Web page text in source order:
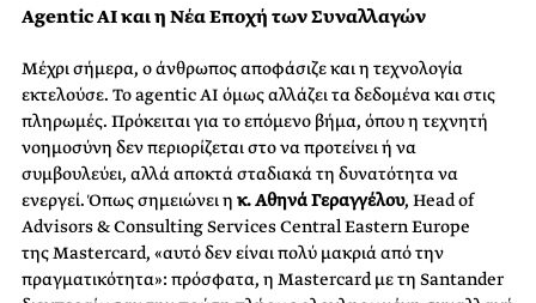
Agentic AI και η Νέα Εποχή των Συναλλαγών
Μέχρι σήμερα, ο άνθρωπος αποφάσιζε και η τεχνολογία
εκτελούσε. Το agentic AI όμως αλλάζει τα δεδομένα και στις
πληρωμές. Πρόκειται για το επόμενο βήμα, όπου η τεχνητή
νοημοσύνη δεν περιορίζεται στο να προτείνει ή να
συμβουλεύει, αλλά αποκτά σταδιακά τη δυνατότητα να
ενεργεί. Όπως σημειώνει η κ. Αθηνά Γεραγγέλου, Head of
Advisors & Consulting Services Central Eastern Europe
της Mastercard, «αυτό δεν είναι πολύ μακριά από την
πραγματικότητα»: πρόσφατα, η Mastercard με τη Santander